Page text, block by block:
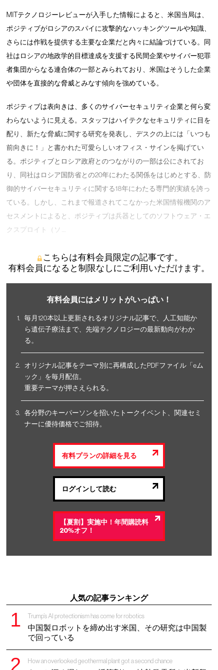
MITテクノロジーレビューが入手した情報によると、米国当局は、
ポジティブがロシアのスパイに攻撃的なハッキングツールや知識、
さらには作戦を提供する主要な企業だと内々に結論づけている。同
社はロシアの地政学的目標達成を支援する民間企業やサイバー犯罪
者集団からなる連合体の一部とみられており、米国はそうした企業
や団体を直接的な脅威とみなす傾向を強めている。
ポジティブは表向きは、多くのサイバーセキュリティ企業と何ら変
わらないように見える。スタッフはハイテクなセキュリティに目を
配り、新たな脅威に関する研究を発表し、デスクの上には「いつも
前向きに！」と書かれた可愛らしいオフィス・サインを掲げてい
る。ポジティブとロシア政府とのつながりの一部は公にされてお
り、同社はロシア国防省との20年にわたる関係をはじめとする、防
御的サイバーセキュリティに関する18年にわたる専門的実績を誇っ
ている。しかし、これまで報道されてこなかった米国情報機関のア
セスメントによると、ポジティブは兵器としてのソフトウェア・エ
クスプロイト（ソ …
こちらは有料会員限定の記事です。
有料会員になると制限なしにご利用いただけます。
有料会員にはメリットがいっぱい！
毎月120本以上更新されるオリジナル記事で、人工知能か
ら遺伝子療法まで、先端テクノロジーの最新動向がわか
る。
オリジナル記事をテーマ別に再構成したPDFファイル「eム
ック」を毎月配信。
重要テーマが押さえられる。
各分野のキーパーソンを招いたトークイベント、関連セミ
ナーに優待価格でご招待。
有料プランの詳細を見る
ログインして読む
【夏割】実施中！年間購読料
20%オフ！
人気の記事ランキング
Trump’s AI protectionism has come for robotics
中国製ロボットを締め出す米国、その研究は中国製
で回っている
How an overlooked geothermal plant got a second chance